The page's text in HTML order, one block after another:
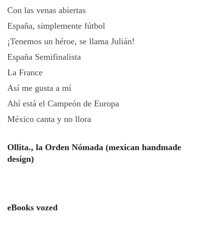
Con las venas abiertas
España, simplemente fútbol
¡Tenemos un héroe, se llama Julián!
España Semifinalista
La France
Así me gusta a mí
Ahí está el Campeón de Europa
México canta y no llora
Ollita., la Orden Nómada (mexican handmade
design)
eBooks vozed